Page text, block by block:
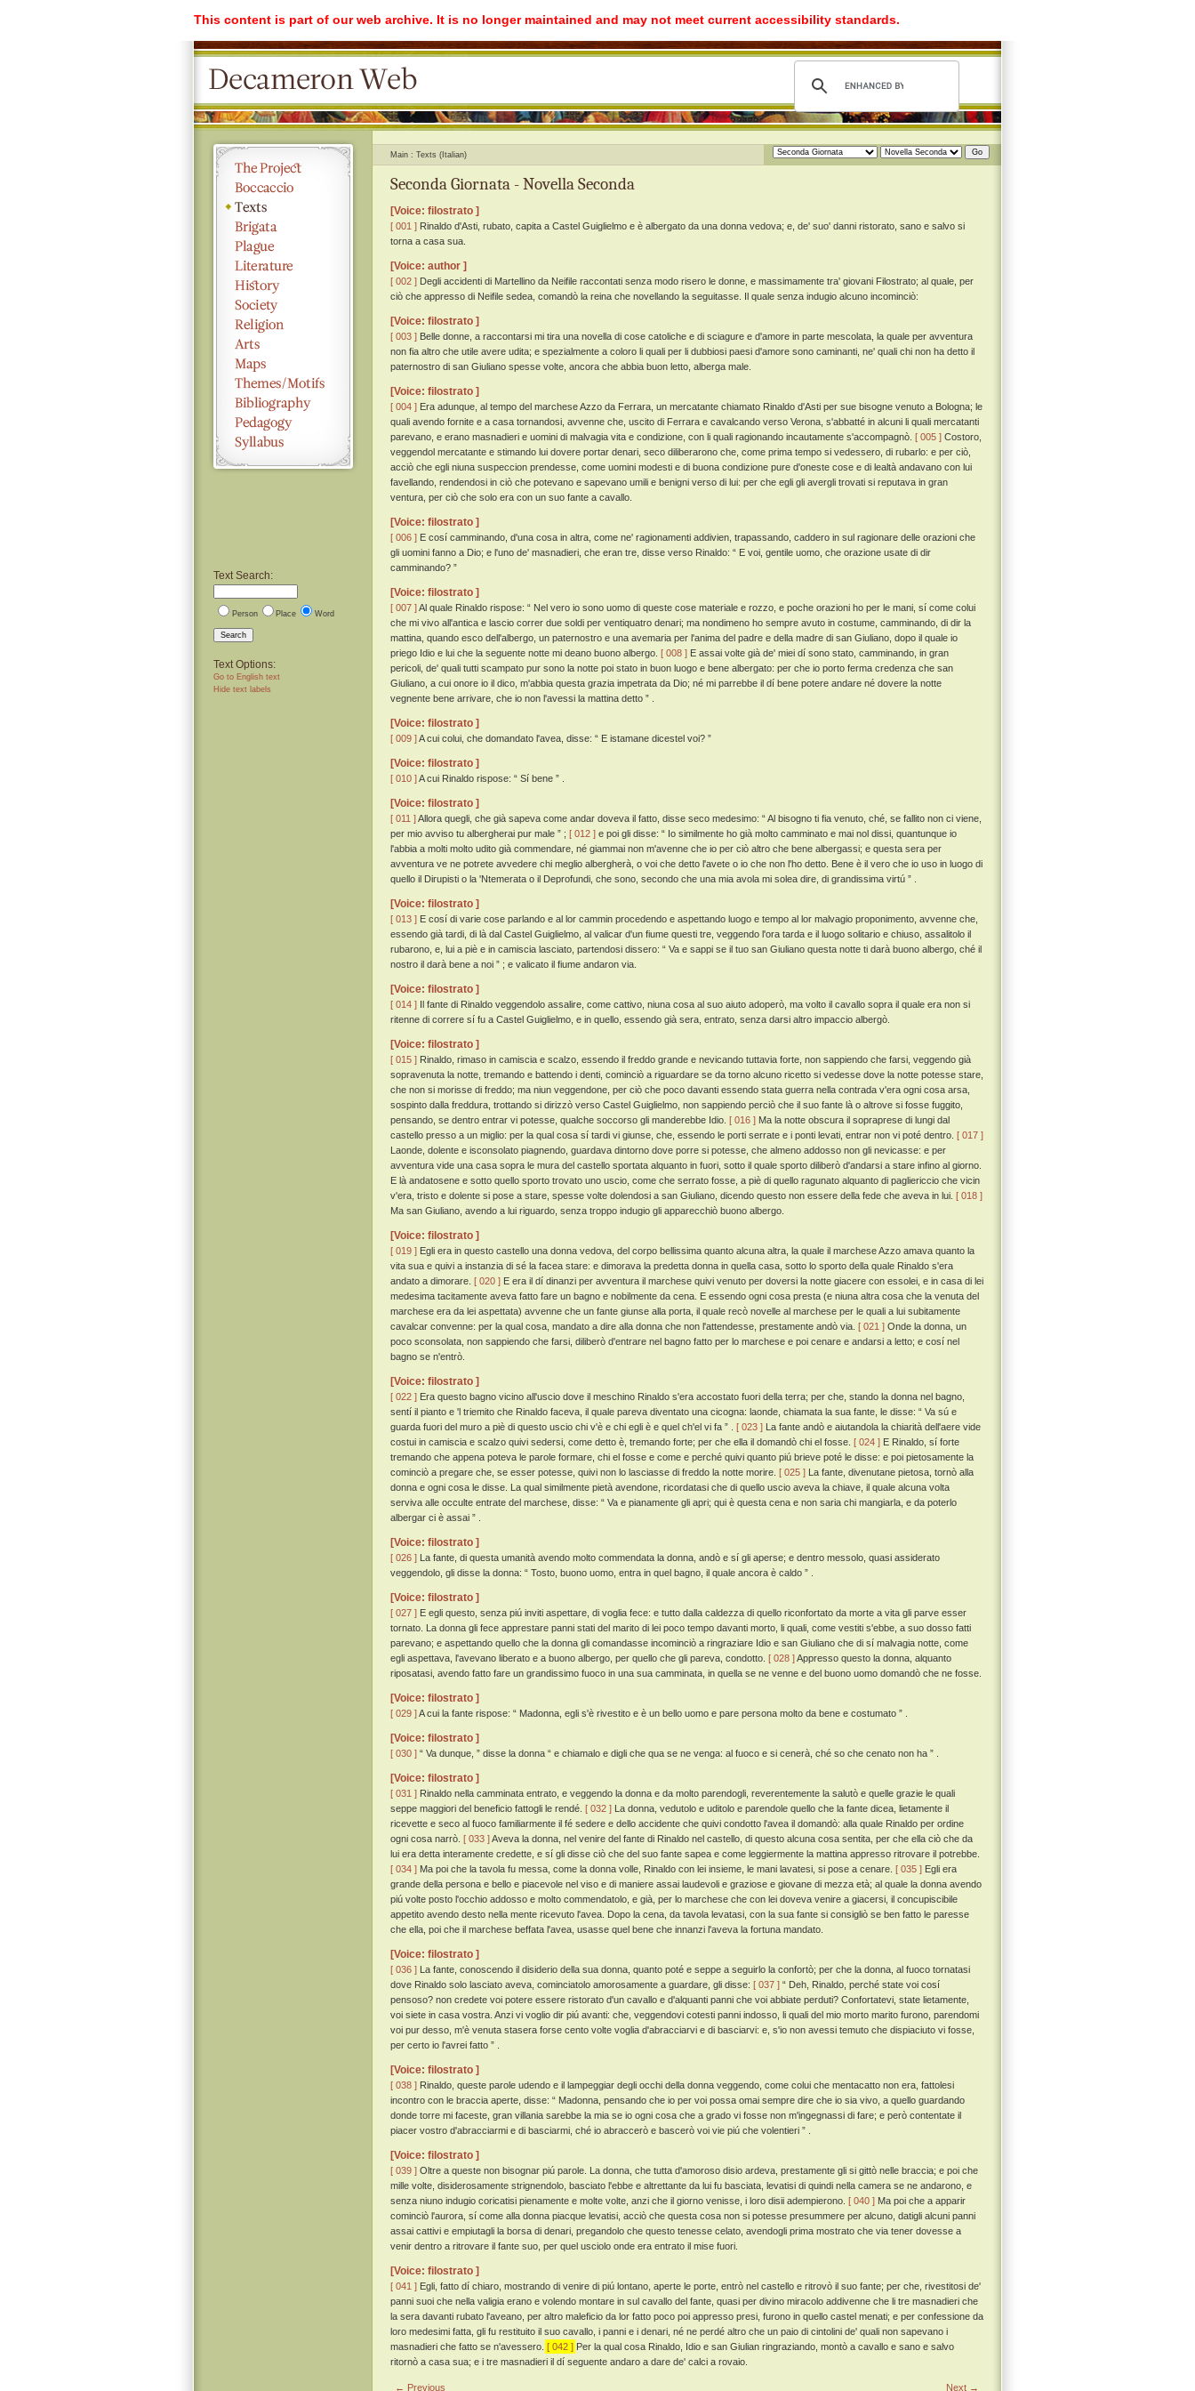
This content is part of our web archive. It is no longer maintained and may not meet current accessibility standards.
Text Search:
Person Place Word
Search
Text Options:
Go to English text
Hide text labels
Main Texts (Italian)
Seconda Giornata - Novella Seconda
[Voice: filostrato ]
[ 001 ] Rinaldo d'Asti, rubato, capita a Castel Guiglielmo e è albergato da una donna vedova; e, de' suo' danni ristorato, sano e salvo si
torna a casa sua.
[Voice: author ]
[ 002 ] Degli accidenti di Martellino da Neifile raccontati senza modo risero le donne, e massimamente tra' giovani Filostrato; al quale, per
ciò che appresso di Neifile sedea, comandò la reina che novellando la seguitasse. Il quale senza indugio alcuno incominciò:
[Voice: filostrato ]
[ 003 ] Belle donne, a raccontarsi mi tira una novella di cose catoliche e di sciagure e d'amore in parte mescolata, la quale per avventura
non fia altro che utile avere udita; e spezialmente a coloro li quali per li dubbiosi paesi d'amore sono caminanti, ne' quali chi non ha detto il
paternostro di san Giuliano spesse volte, ancora che abbia buon letto, alberga male.
[Voice: filostrato ]
[ 004 ] Era adunque, al tempo del marchese Azzo da Ferrara, un mercatante chiamato Rinaldo d'Asti per sue bisogne venuto a Bologna; le
quali avendo fornite e a casa tornandosi, avvenne che, uscito di Ferrara e cavalcando verso Verona, s'abbatté in alcuni li quali mercatanti
parevano, e erano masnadieri e uomini di malvagia vita e condizione, con li quali ragionando incautamente s'accompagnò. [ 005 ] Costoro,
veggendol mercatante e stimando lui dovere portar denari, seco diliberarono che, come prima tempo si vedessero, di rubarlo: e per ciò,
acciò che egli niuna suspeccion prendesse, come uomini modesti e di buona condizione pure d'oneste cose e di lealtà andavano con lui
favellando, rendendosi in ciò che potevano e sapevano umili e benigni verso di lui: per che egli gli avergli trovati si reputava in gran
ventura, per ciò che solo era con un suo fante a cavallo.
[Voice: filostrato ]
[ 006 ] E cosí camminando, d'una cosa in altra, come ne' ragionamenti addivien, trapassando, caddero in sul ragionare delle orazioni che
gli uomini fanno a Dio; e l'uno de' masnadieri, che eran tre, disse verso Rinaldo: “ E voi, gentile uomo, che orazione usate di dir
camminando? ”
[Voice: filostrato ]
[ 007 ]Al quale Rinaldo rispose: “ Nel vero io sono uomo di queste cose materiale e rozzo, e poche orazioni ho per le mani, sí come colui
che mi vivo all'antica e lascio correr due soldi per ventiquatro denari; ma nondimeno ho sempre avuto in costume, camminando, di dir la
mattina, quando esco dell'albergo, un paternostro e una avemaria per l'anima del padre e della madre di san Giuliano, dopo il quale io
priego Idio e lui che la seguente notte mi deano buono albergo. [ 008 ] E assai volte già de' miei dí sono stato, camminando, in gran
pericoli, de' quali tutti scampato pur sono la notte poi stato in buon luogo e bene albergato: per che io porto ferma credenza che san
Giuliano, a cui onore io il dico, m'abbia questa grazia impetrata da Dio; né mi parrebbe il dí bene potere andare né dovere la notte
vegnente bene arrivare, che io non l'avessi la mattina detto ” .
[Voice: filostrato ]
[ 009 ]A cui colui, che domandato l'avea, disse: “ E istamane dicestel voi? ”
[Voice: filostrato ]
[ 010 ]A cui Rinaldo rispose: “ Sí bene ” .
[Voice: filostrato ]
[ 011 ]Allora quegli, che già sapeva come andar doveva il fatto, disse seco medesimo: “ Al bisogno ti fia venuto, ché, se fallito non ci viene,
per mio avviso tu albergherai pur male ” ; [ 012 ] e poi gli disse: “ Io similmente ho già molto camminato e mai nol dissi, quantunque io
l'abbia a molti molto udito già commendare, né giammai non m'avenne che io per ciò altro che bene albergassi; e questa sera per
avventura ve ne potrete avvedere chi meglio albergherà, o voi che detto l'avete o io che non l'ho detto. Bene è il vero che io uso in luogo di
quello il Dirupisti o la 'Ntemerata o il Deprofundi, che sono, secondo che una mia avola mi solea dire, di grandissima virtú ” .
[Voice: filostrato ]
[ 013 ] E cosí di varie cose parlando e al lor cammin procedendo e aspettando luogo e tempo al lor malvagio proponimento, avvenne che,
essendo già tardi, di là dal Castel Guiglielmo, al valicar d'un fiume questi tre, veggendo l'ora tarda e il luogo solitario e chiuso, assalitolo il
rubarono, e, lui a piè e in camiscia lasciato, partendosi dissero: “ Va e sappi se il tuo san Giuliano questa notte ti darà buono albergo, ché il
nostro il darà bene a noi ” ; e valicato il fiume andaron via.
[Voice: filostrato ]
[ 014 ] Il fante di Rinaldo veggendolo assalire, come cattivo, niuna cosa al suo aiuto adoperò, ma volto il cavallo sopra il quale era non si
ritenne di correre sí fu a Castel Guiglielmo, e in quello, essendo già sera, entrato, senza darsi altro impaccio albergò.
[Voice: filostrato ]
[ 015 ] Rinaldo, rimaso in camiscia e scalzo, essendo il freddo grande e nevicando tuttavia forte, non sappiendo che farsi, veggendo già
sopravenuta la notte, tremando e battendo i denti, cominciò a riguardare se da torno alcuno ricetto si vedesse dove la notte potesse stare,
che non si morisse di freddo; ma niun veggendone, per ciò che poco davanti essendo stata guerra nella contrada v'era ogni cosa arsa,
sospinto dalla freddura, trottando si dirizzò verso Castel Guiglielmo, non sappiendo perciò che il suo fante là o altrove si fosse fuggito,
pensando, se dentro entrar vi potesse, qualche soccorso gli manderebbe Idio. [ 016 ] Ma la notte obscura il sopraprese di lungi dal
castello presso a un miglio: per la qual cosa sí tardi vi giunse, che, essendo le porti serrate e i ponti levati, entrar non vi poté dentro. [ 017 ]
Laonde, dolente e isconsolato piagnendo, guardava dintorno dove porre si potesse, che almeno addosso non gli nevicasse: e per
avventura vide una casa sopra le mura del castello sportata alquanto in fuori, sotto il quale sporto diliberò d'andarsi a stare infino al giorno.
E là andatosene e sotto quello sporto trovato uno uscio, come che serrato fosse, a piè di quello ragunato alquanto di pagliericcio che vicin
v'era, tristo e dolente si pose a stare, spesse volte dolendosi a san Giuliano, dicendo questo non essere della fede che aveva in lui. [ 018 ]
Ma san Giuliano, avendo a lui riguardo, senza troppo indugio gli apparecchiò buono albergo.
[Voice: filostrato ]
[ 019 ] Egli era in questo castello una donna vedova, del corpo bellissima quanto alcuna altra, la quale il marchese Azzo amava quanto la
vita sua e quivi a instanzia di sé la facea stare: e dimorava la predetta donna in quella casa, sotto lo sporto della quale Rinaldo s'era
andato a dimorare. [ 020 ] E era il dí dinanzi per avventura il marchese quivi venuto per doversi la notte giacere con essolei, e in casa di lei
medesima tacitamente aveva fatto fare un bagno e nobilmente da cena. E essendo ogni cosa presta (e niuna altra cosa che la venuta del
marchese era da lei aspettata) avvenne che un fante giunse alla porta, il quale recò novelle al marchese per le quali a lui subitamente
cavalcar convenne: per la qual cosa, mandato a dire alla donna che non l'attendesse, prestamente andò via. [ 021 ] Onde la donna, un
poco sconsolata, non sappiendo che farsi, diliberò d'entrare nel bagno fatto per lo marchese e poi cenare e andarsi a letto; e cosí nel
bagno se n'entrò.
[Voice: filostrato ]
[ 022 ] Era questo bagno vicino all'uscio dove il meschino Rinaldo s'era accostato fuori della terra; per che, stando la donna nel bagno,
sentí il pianto e 'l triemito che Rinaldo faceva, il quale pareva diventato una cicogna: laonde, chiamata la sua fante, le disse: “ Va sú e
guarda fuori del muro a piè di questo uscio chi v'è e chi egli è e quel ch'el vi fa ” . [ 023 ] La fante andò e aiutandola la chiarità dell'aere vide
costui in camiscia e scalzo quivi sedersi, come detto è, tremando forte; per che ella il domandò chi el fosse. [ 024 ] E Rinaldo, sí forte
tremando che appena poteva le parole formare, chi el fosse e come e perché quivi quanto piú brieve poté le disse: e poi pietosamente la
cominciò a pregare che, se esser potesse, quivi non lo lasciasse di freddo la notte morire. [ 025 ] La fante, divenutane pietosa, tornò alla
donna e ogni cosa le disse. La qual similmente pietà avendone, ricordatasi che di quello uscio aveva la chiave, il quale alcuna volta
serviva alle occulte entrate del marchese, disse: “ Va e pianamente gli apri; qui è questa cena e non saria chi mangiarla, e da poterlo
albergar ci è assai ” .
[Voice: filostrato ]
[ 026 ] La fante, di questa umanità avendo molto commendata la donna, andò e sí gli aperse; e dentro messolo, quasi assiderato
veggendolo, gli disse la donna: “ Tosto, buono uomo, entra in quel bagno, il quale ancora è caldo ” .
[Voice: filostrato ]
[ 027 ] E egli questo, senza piú inviti aspettare, di voglia fece: e tutto dalla caldezza di quello riconfortato da morte a vita gli parve esser
tornato. La donna gli fece apprestare panni stati del marito di lei poco tempo davanti morto, li quali, come vestiti s'ebbe, a suo dosso fatti
parevano; e aspettando quello che la donna gli comandasse incominciò a ringraziare Idio e san Giuliano che di sí malvagia notte, come
egli aspettava, l'avevano liberato e a buono albergo, per quello che gli pareva, condotto. [ 028 ]Appresso questo la donna, alquanto
riposatasi, avendo fatto fare un grandissimo fuoco in una sua camminata, in quella se ne venne e del buono uomo domandò che ne fosse.
[Voice: filostrato ]
[ 029 ]A cui la fante rispose: “ Madonna, egli s'è rivestito e è un bello uomo e pare persona molto da bene e costumato ” .
[Voice: filostrato ]
[ 030 ] “ Va dunque, ” disse la donna “ e chiamalo e digli che qua se ne venga: al fuoco e si cenerà, ché so che cenato non ha ” .
[Voice: filostrato ]
[ 031 ] Rinaldo nella camminata entrato, e veggendo la donna e da molto parendogli, reverentemente la salutò e quelle grazie le quali
seppe maggiori del beneficio fattogli le rendé. [ 032 ] La donna, vedutolo e uditolo e parendole quello che la fante dicea, lietamente il
ricevette e seco al fuoco familiarmente il fé sedere e dello accidente che quivi condotto l'avea il domandò: alla quale Rinaldo per ordine
ogni cosa narrò. [ 033 ]Aveva la donna, nel venire del fante di Rinaldo nel castello, di questo alcuna cosa sentita, per che ella ciò che da
lui era detta interamente credette, e sí gli disse ciò che del suo fante sapea e come leggiermente la mattina appresso ritrovare il potrebbe.
[ 034 ] Ma poi che la tavola fu messa, come la donna volle, Rinaldo con lei insieme, le mani lavatesi, si pose a cenare. [ 035 ] Egli era
grande della persona e bello e piacevole nel viso e di maniere assai laudevoli e graziose e giovane di mezza età; al quale la donna avendo
piú volte posto l'occhio addosso e molto commendatolo, e già, per lo marchese che con lei doveva venire a giacersi, il concupiscibile
appetito avendo desto nella mente ricevuto l'avea. Dopo la cena, da tavola levatasi, con la sua fante si consigliò se ben fatto le paresse
che ella, poi che il marchese beffata l'avea, usasse quel bene che innanzi l'aveva la fortuna mandato.
[Voice: filostrato ]
[ 036 ] La fante, conoscendo il disiderio della sua donna, quanto poté e seppe a seguirlo la confortò; per che la donna, al fuoco tornatasi
dove Rinaldo solo lasciato aveva, cominciatolo amorosamente a guardare, gli disse: [ 037 ] “ Deh, Rinaldo, perché state voi cosí
pensoso? non credete voi potere essere ristorato d'un cavallo e d'alquanti panni che voi abbiate perduti? Confortatevi, state lietamente,
voi siete in casa vostra. Anzi vi voglio dir piú avanti: che, veggendovi cotesti panni indosso, li quali del mio morto marito furono, parendomi
voi pur desso, m'è venuta stasera forse cento volte voglia d'abracciarvi e di basciarvi: e, s'io non avessi temuto che dispiaciuto vi fosse,
per certo io l'avrei fatto ” .
[Voice: filostrato ]
[ 038 ] Rinaldo, queste parole udendo e il lampeggiar degli occhi della donna veggendo, come colui che mentacatto non era, fattolesi
incontro con le braccia aperte, disse: “ Madonna, pensando che io per voi possa omai sempre dire che io sia vivo, a quello guardando
donde torre mi faceste, gran villania sarebbe la mia se io ogni cosa che a grado vi fosse non m'ingegnassi di fare; e però contentate il
piacer vostro d'abracciarmi e di basciarmi, ché io abraccerò e bascerò voi vie piú che volentieri ” .
[Voice: filostrato ]
[ 039 ] Oltre a queste non bisognar piú parole. La donna, che tutta d'amoroso disio ardeva, prestamente gli si gittò nelle braccia; e poi che
mille volte, disiderosamente strignendolo, basciato l'ebbe e altrettante da lui fu basciata, levatisi di quindi nella camera se ne andarono, e
senza niuno indugio coricatisi pienamente e molte volte, anzi che il giorno venisse, i loro disii adempierono. [ 040 ] Ma poi che a apparir
cominciò l'aurora, sí come alla donna piacque levatisi, acciò che questa cosa non si potesse presummere per alcuno, datigli alcuni panni
assai cattivi e empiutagli la borsa di denari, pregandolo che questo tenesse celato, avendogli prima mostrato che via tener dovesse a
venir dentro a ritrovare il fante suo, per quel usciolo onde era entrato il mise fuori.
[Voice: filostrato ]
[ 041 ] Egli, fatto dí chiaro, mostrando di venire di piú lontano, aperte le porte, entrò nel castello e ritrovò il suo fante; per che, rivestitosi de'
panni suoi che nella valigia erano e volendo montare in sul cavallo del fante, quasi per divino miracolo addivenne che li tre masnadieri che
la sera davanti rubato l'aveano, per altro maleficio da lor fatto poco poi appresso presi, furono in quello castel menati; e per confessione da
loro medesimi fatta, gli fu restituito il suo cavallo, i panni e i denari, né ne perdé altro che un paio di cintolini de' quali non sapevano i
masnadieri che fatto se n'avessero. [ 042 ] Per la qual cosa Rinaldo, Idio e san Giulian ringraziando, montò a cavallo e sano e salvo
ritornò a casa sua; e i tre masnadieri il dí seguente andaro a dare de' calci a rovaio.
← Previous Next →